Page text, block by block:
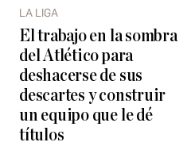
LA LIGA
El trabajo en la sombra
del Atlético para
deshacerse de sus
descartes y construir
un equipo que le dé
títulos